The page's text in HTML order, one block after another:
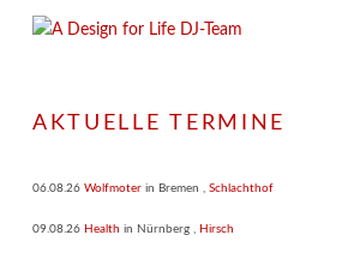
AKTUELLE TERMINE
06.08.26 Wolfmoter in Bremen , Schlachthof
09.08.26 Health in Nürnberg , Hirsch